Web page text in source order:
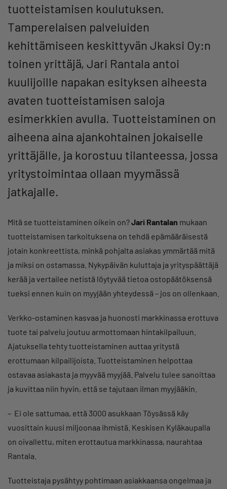
tuotteistamisen koulutuksen.
Tamperelaisen palveluiden
kehittämiseen keskittyvän Jkaksi Oy:n
toinen yrittäjä, Jari Rantala antoi
kuulijoille napakan esityksen aiheesta
avaten tuotteistamisen saloja
esimerkkien avulla. Tuotteistaminen on
aiheena aina ajankohtainen jokaiselle
yrittäjälle, ja korostuu tilanteessa, jossa
yritystoimintaa ollaan myymässä
jatkajalle.
Mitä se tuotteistaminen oikein on?Jari Rantalan mukaan
tuotteistamisen tarkoituksena on tehdä epämääräisestä
jotain konkreettista, minkä pohjalta asiakas ymmärtää mitä
ja miksi on ostamassa. Nykypäivän kuluttaja ja yrityspäättäjä
kerää ja vertailee netistä löytyvää tietoa ostopäätöksensä
tueksi ennen kuin on myyjään yhteydessä – jos on ollenkaan.
Verkko-ostaminen kasvaa ja huonosti markkinassa erottuva
tuote tai palvelu joutuu armottomaan hintakilpailuun.
Ajatuksella tehty tuotteistaminen auttaa yritystä
erottumaan kilpailijoista. Tuotteistaminen helpottaa
ostavaa asiakasta ja myyvää myyjää. Palvelu tulee sanoittaa
ja kuvittaa niin hyvin, että se tajutaan ilman myyjääkin.
– Ei ole sattumaa, että 3000 asukkaan Töysässä käy
vuosittain kuusi miljoonaa ihmistä. Keskisen Kyläkaupalla
on oivallettu, miten erottautua markkinassa, naurahtaa
Rantala.
Tuotteistaja pysähtyy pohtimaan asiakkaansa ongelmaa ja